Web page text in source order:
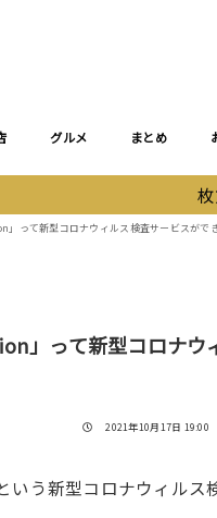
グルメ まとめ
って新型コロナウィルス検査サービスがで
」って新型コロナ
投稿日
2021年10月17日 19:00
う新型コロナウィルス